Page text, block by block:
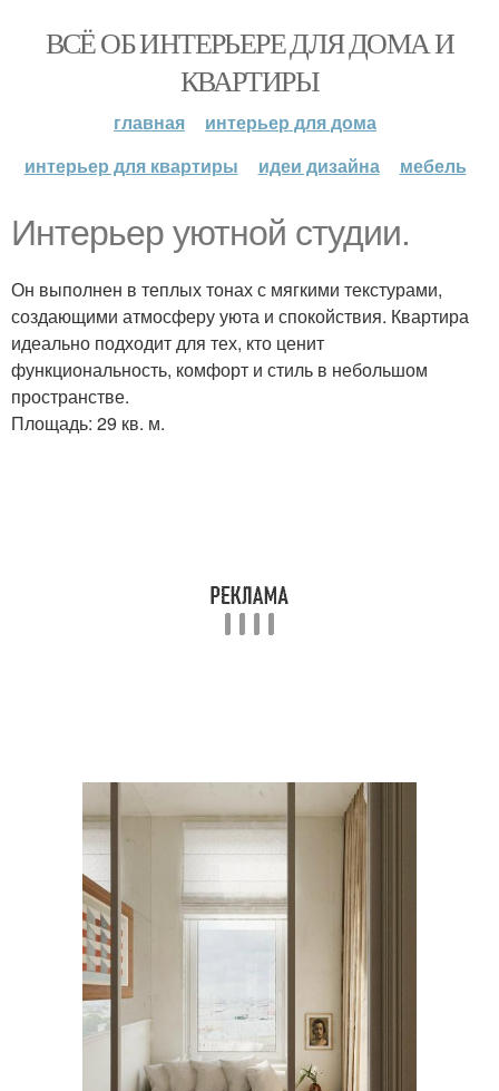
ВСЁ ОБ ИНТЕРЬЕРЕ ДЛЯ ДОМА И
КВАРТИРЫ
главная
интерьер для дома
интерьер для квартиры
идеи дизайна мебель
Интерьер уютной студии.
Он выполнен в теплых тонах с мягкими текстурами,
создающими атмосферу уюта и спокойствия. Квартира
идеально подходит для тех, кто ценит
функциональность, комфорт и стиль в небольшом
пространстве.
Площадь: 29 кв. м.